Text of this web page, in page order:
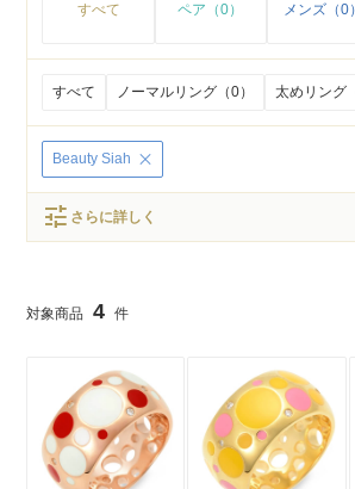
すべて ペア（0） メンズ（0）
すべて ノーマルリング（0） 太めリング
Beauty Siah
tune さらに詳しく
4